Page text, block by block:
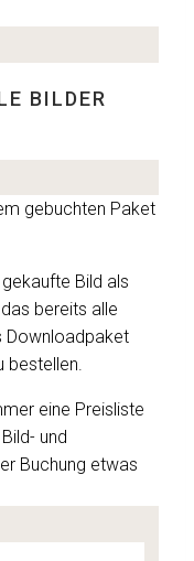
BILDER
gebuchten Paket
Bild als
bereits alle
Downloadpaket
bestellen.
eine Preisliste
und
Buchung etwas